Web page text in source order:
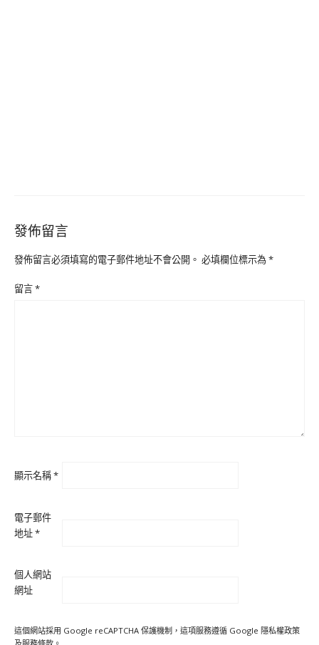
發佈留言
發佈留言必須填寫的電子郵件地址不會公開。 必填欄位標示為*
留言*
顯示名稱*
電子郵件
地址*
個人網站
網址
這個網站採用 Google reCAPTCHA 保護機制，這項服務遵循 Google 隱私權政策